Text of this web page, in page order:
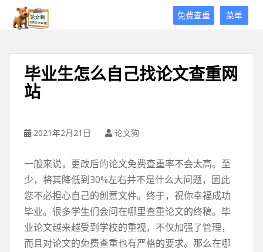
菜单
免费查重
毕业生怎么自己找论文查重网
站
2021年2月21日 论文狗
一般来说，更改后的论文免费查重率不会太高。至
少，将其降低到30%左右并不是什么大问题，因此
您不必担心自己的创意文件。终于，祝你幸福成功
毕业。很多学生们会问在哪里查重论文的终稿。毕
业论文越来越受到学校的重视，不仅加强了管理，
而且对论文的免费查重也有严格的要求。那么在哪